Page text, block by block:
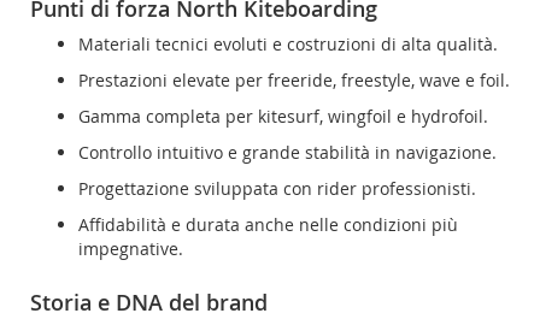
Punti di forza North Kiteboarding
Materiali tecnici evoluti e costruzioni di alta qualità.
Prestazioni elevate per freeride, freestyle, wave e foil.
Gamma completa per kitesurf, wingfoil e hydrofoil.
Controllo intuitivo e grande stabilità in navigazione.
Progettazione sviluppata con rider professionisti.
Affidabilità e durata anche nelle condizioni più
impegnative.
Storia e DNA del brand